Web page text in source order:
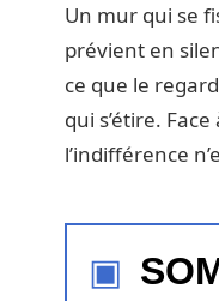
Un mur qui se
prévient en
ce que le
qui s’étire.
l’indifférence